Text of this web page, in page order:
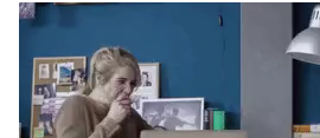
Videospeler